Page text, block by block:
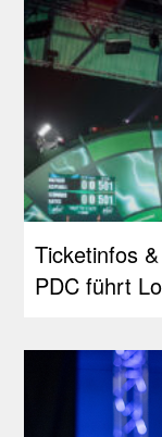
Ticketinfos
PDC führt